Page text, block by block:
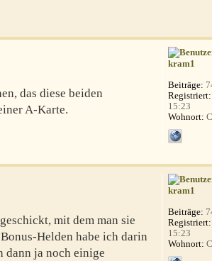
das diese beiden
A-Karte.
kram1
Beiträge:
Registriert:
15:23
Wohnort:
mit dem man sie
Helden habe ich darin
dann ja noch einige
kram1
Beiträge:
Registriert:
15:23
Wohnort: